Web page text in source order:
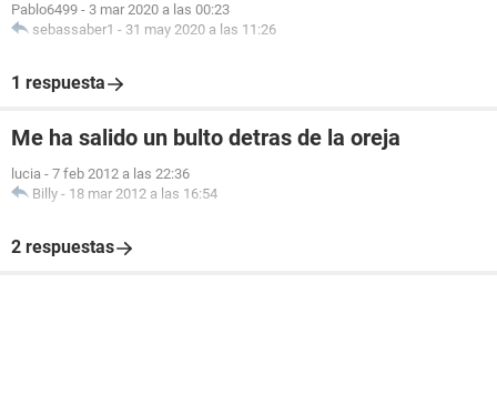
Pablo6499 - 3 mar 2020 a las 00:23
sebassaber1 - 31 may 2020 a las 11:26
1 respuesta
Me ha salido un bulto detras de la oreja
lucia - 7 feb 2012 a las 22:36
Billy - 18 mar 2012 a las 16:54
2 respuestas